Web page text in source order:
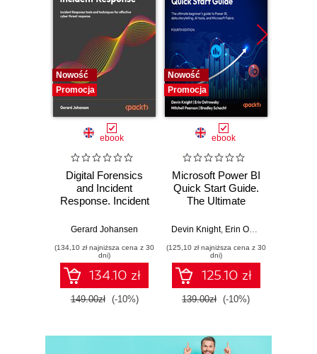
Nowość
Promocja
ebook
Digital Forensics
and Incident
Response. Incident
and techniques for
threat response -
Fourth Edition
Gerard Johansen
(134,10 zł najniższa cena z 30
dni)
134.10 zł
149.00zł (-10%)
Nowość
Promocja
ebook
Microsoft Power BI
Quick Start Guide.
The Ultimate
to Power BI, Data
Tools, and
Microsoft Fabric -
Fourth Edition
Devin Knight, Erin Ostrowsky
(125,10 zł najniższa cena z 30
dni)
125.10 zł
139.00zł (-10%)